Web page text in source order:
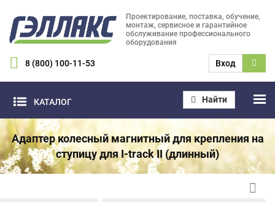
Проектирование, поставка, обучение,
монтаж, сервисное и гарантийное
обслуживание профессионального
оборудования
8 (800) 100-11-53 Вход
КАТАЛОГ Найти
Адаптер колесный магнитный для крепления на
ступицу для I-track II (длинный)